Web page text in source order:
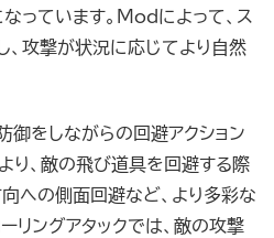
っています。Modによって、ス
、攻撃が状況に応じてより自然
御をしながらの回避アクション
り、敵の飛び道具を回避する際
への側面回避など、より多彩な
リングアタックでは、敵の攻撃